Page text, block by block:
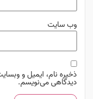
وب‌ سایت
ذخیره نام، ایمیل و
دیدگاهی می‌نویسم.